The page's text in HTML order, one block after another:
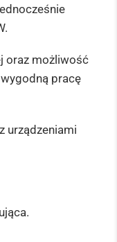
oraz możliwość
wygodną pracę
urządzeniami